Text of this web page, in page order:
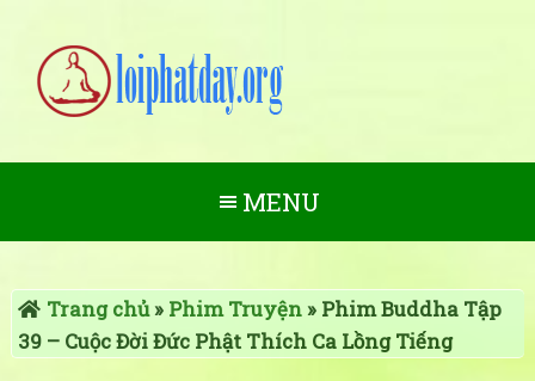
MENU
Trang chủ» Phim Truyện» Phim Buddha Tập
39 – Cuộc Đời Đức Phật Thích Ca Lồng Tiếng